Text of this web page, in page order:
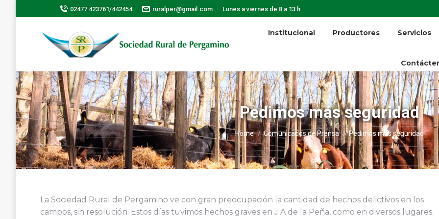
02477 423761/442454 ruralper@gmail.com Lunes a viernes de 8 a 13 h
Institucional Productores Servicios
Pedimos más seguridad
You are here:
Home Comunicados de Prensa Pedimos más seguridad
La Sociedad Rural de Pergamino ve con gran preocupación la cantidad de hechos delictivos en los
campos, sin resolución. Estos días tuvimos hechos graves en J A de la Peña, como en diversos lugares.